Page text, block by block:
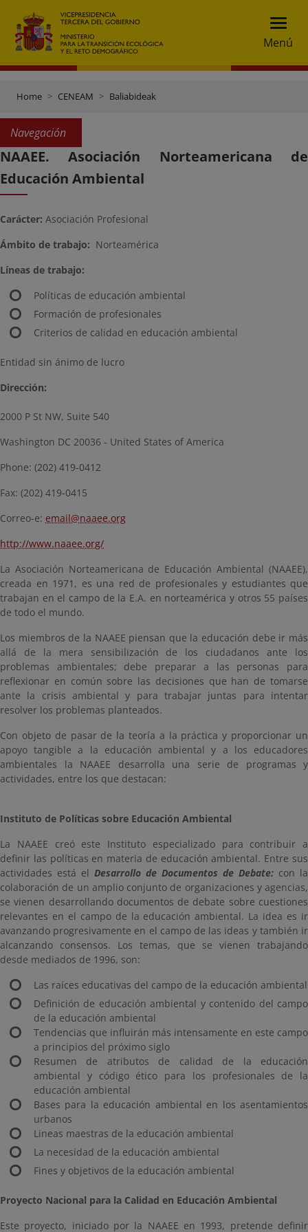
Menú
Home CENEAM Baliabideak
Navegación
NAAEE. Asociación Norteamericana de
Educación Ambiental
Carácter: Asociación Profesional
Ámbito de trabajo: Norteamérica
Líneas de trabajo:
Políticas de educación ambiental
Formación de profesionales
Criterios de calidad en educación ambiental
Entidad sin ánimo de lucro
Dirección:
2000 P St NW, Suite 540
Washington DC 20036 - United States of America
Phone: (202) 419-0412
Fax: (202) 419-0415
Correo-e: email@naaee.org
http://www.naaee.org/
La Asociación Norteamericana de Educación Ambiental (NAAEE),
creada en 1971, es una red de profesionales y estudiantes que
trabajan en el campo de la E.A. en norteamérica y otros 55 países
de todo el mundo.
Los miembros de la NAAEE piensan que la educación debe ir más
allá de la mera sensibilización de los ciudadanos ante los
problemas ambientales; debe preparar a las personas para
reflexionar en común sobre las decisiones que han de tomarse
ante la crisis ambiental y para trabajar juntas para intentar
resolver los problemas planteados.
Con objeto de pasar de la teoría a la práctica y proporcionar un
apoyo tangible a la educación ambiental y a los educadores
ambientales la NAAEE desarrolla una serie de programas y
actividades, entre los que destacan:
Instituto de Políticas sobre Educación Ambiental
La NAAEE creó este Instituto especializado para contribuir a
definir las políticas en materia de educación ambiental. Entre sus
actividades está el Desarrollo de Documentos de Debate: con la
colaboración de un amplio conjunto de organizaciones y agencias,
se vienen desarrollando documentos de debate sobre cuestiones
relevantes en el campo de la educación ambiental. La idea es ir
avanzando progresivamente en el campo de las ideas y también ir
alcanzando consensos. Los temas, que se vienen trabajando
desde mediados de 1996, son:
Las raíces educativas del campo de la educación ambiental
Definición de educación ambiental y contenido del campo
de la educación ambiental
Tendencias que influirán más intensamente en este campo
a principios del próximo siglo
Resumen de atributos de calidad de la educación
ambiental y código ético para los profesionales de la
educación ambiental
Bases para la educación ambiental en los asentamientos
urbanos
Lineas maestras de la educación ambiental
La necesidad de la educación ambiental
Fines y objetivos de la educación ambiental
Proyecto Nacional para la Calidad en Educación Ambiental
Este proyecto, iniciado por la NAAEE en 1993, pretende definir